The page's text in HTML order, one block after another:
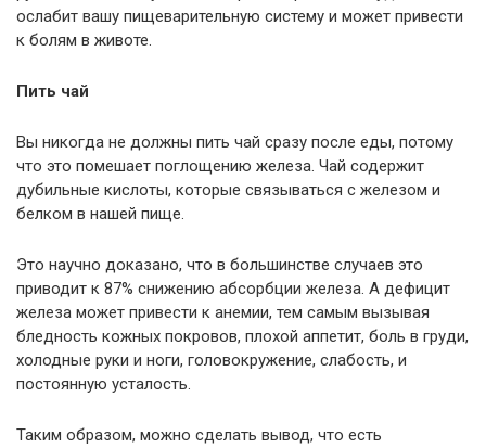
ослабит вашу пищеварительную систему и может привести
к болям в животе.
Пить чай
Вы никогда не должны пить чай сразу после еды, потому
что это помешает поглощению железа. Чай содержит
дубильные кислоты, которые связываться с железом и
белком в нашей пище.
Это научно доказано, что в большинстве случаев это
приводит к 87% снижению абсорбции железа. А дефицит
железа может привести к анемии, тем самым вызывая
бледность кожных покровов, плохой аппетит, боль в груди,
холодные руки и ноги, головокружение, слабость, и
постоянную усталость.
Таким образом, можно сделать вывод, что есть